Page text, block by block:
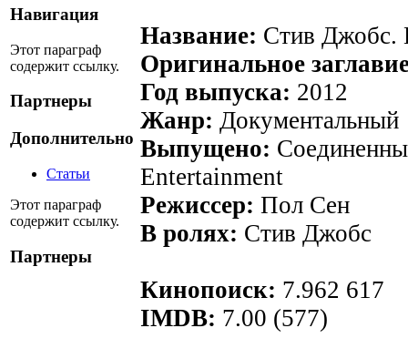
Навигация
Этот параграф
содержит ссылку.
Партнеры
Дополнительно
Статьи
Этот параграф
содержит ссылку.
Партнеры
Название: Стив Джобс.
Оригинальное
Год выпуска: 2012
Жанр: Документальный
Выпущено:
Entertainment
Режиссер: Пол Сен
В ролях: Стив Джобс
Кинопоиск: 7.962 617
IMDB: 7.00 (577)